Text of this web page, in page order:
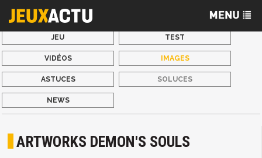
JEU TEST
VIDÉOS IMAGES
ASTUCES SOLUCES
NEWS
ARTWORKS DEMON'S SOULS